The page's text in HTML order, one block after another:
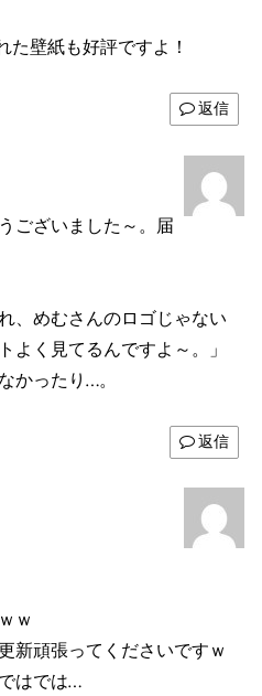
た壁紙も好評ですよ！
返信
ございました～。届
、めむさんのロゴじゃない
よく見てるんですよ～。」
かったり…。
返信
ｗ
新頑張ってくださいですｗ
はでは…